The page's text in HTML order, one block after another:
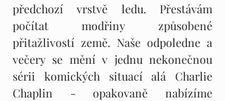
předchozí vrstvě ledu. Přestávám
počítat modřiny způsobené
přitažlivostí země. Naše odpoledne a
večery se mění v jednu nekonečnou
sérii komických situací alá Charlie
Chaplin - opakovaně nabízíme